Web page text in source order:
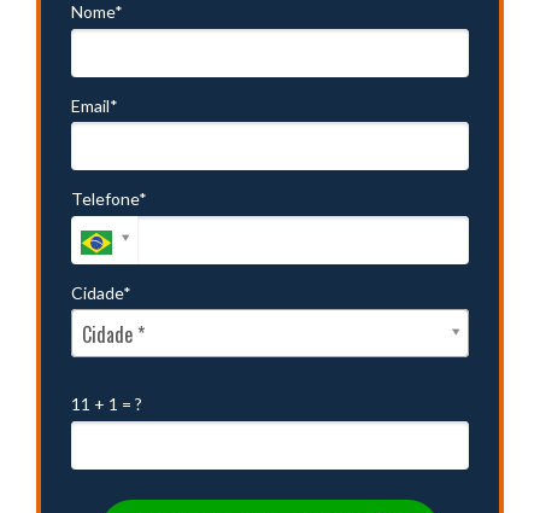
Nome*
Email*
Telefone*
Cidade*
Cidade *
Cidade*
11 + 1 = ?